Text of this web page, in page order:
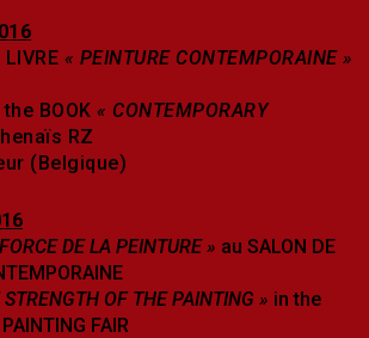
« PEINTURE CONTEMPORAINE »
BOOK « CONTEMPORARY
RZ
(Belgique)
DE LA PEINTURE » au SALON DE
OF THE PAINTING » in the
FAIR